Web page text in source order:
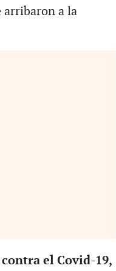
arribaron a la
el Covid-19,